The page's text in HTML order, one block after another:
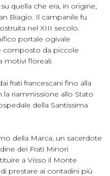
quella che era, in origine,
Biagio. Il campanile fu
nel XIII secolo.
portale ogivale
composto da piccole
motivi floreali.
frati francescani fino alla
riammissione allo Stato
della Santissima
della Marca, un sacerdote
dei Frati Minori
a Visso il Monte
prestare ai contadini più